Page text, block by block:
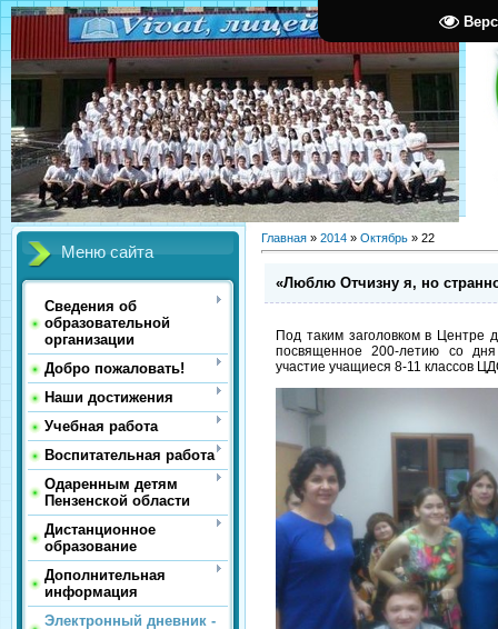
Меню сайта
Сведения об
образовательной
организации
Добро пожаловать!
Наши достижения
Учебная работа
Воспитательная работа
Одаренным детям
Пензенской области
Дистанционное
образование
Дополнительная
информация
Электронный дневник -
Главная » 2014 » Октябрь » 22
«Люблю Отчизну я, но
Под таким заголовком в Центре
посвященное 200-летию со
участие учащиеся 8-11 классов